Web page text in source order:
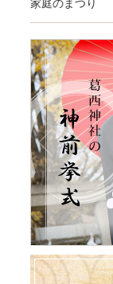
家庭のまつり